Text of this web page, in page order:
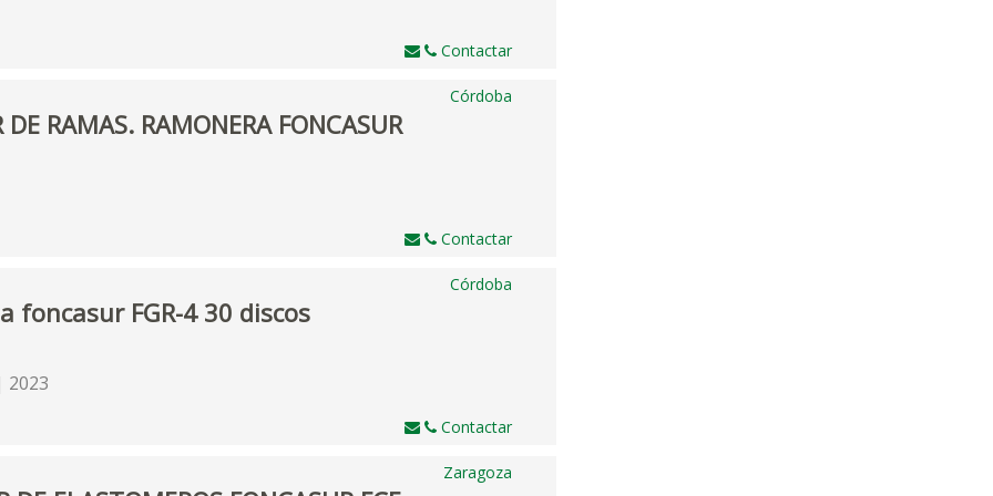
Contactar
Córdoba
DE RAMAS. RAMONERA FONCASUR
Contactar
Córdoba
foncasur FGR-4 30 discos
2023
Contactar
Zaragoza